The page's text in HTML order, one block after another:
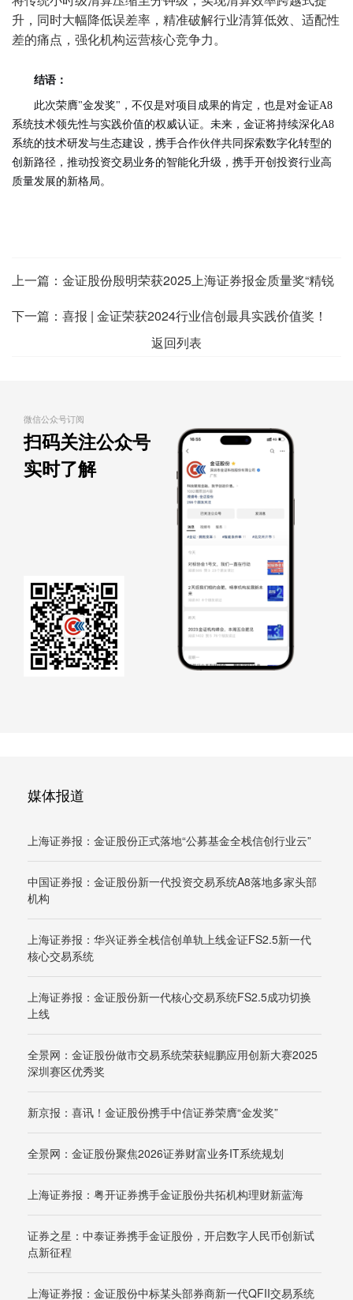
升，同时大幅降低误差率，精准破解行业清算低效、适配性
差的痛点，强化机构运营核心竞争力。
结语：
此次荣膺"金发奖"，不仅是对项目成果的肯定，也是对金证A8
系统技术领先性与实践价值的权威认证。未来，金证将持续深化A8
系统的技术研发与生态建设，携手合作伙伴共同探索数字化转型的
创新路径，推动投资交易业务的智能化升级，携手开创投资行业高
质量发展的新格局。
上一篇： 金证股份殷明荣获2025上海证券报金质量奖“精锐
董秘奖”
下一篇： 喜报 | 金证荣获2024行业信创最具实践价值奖！
返回列表
微信公众号订阅
扫码关注公众号
实时了解
媒体报道
上海证券报：金证股份正式落地“公募基金全栈信创行业云”
中国证券报：金证股份新一代投资交易系统A8落地多家头部
机构
上海证券报：华兴证券全栈信创单轨上线金证FS2.5新一代
核心交易系统
上海证券报：金证股份新一代核心交易系统FS2.5成功切换
上线
全景网：金证股份做市交易系统荣获鲲鹏应用创新大赛2025
深圳赛区优秀奖
新京报：喜讯！金证股份携手中信证券荣膺“金发奖”
全景网：金证股份聚焦2026证券财富业务IT系统规划
上海证券报：粤开证券携手金证股份共拓机构理财新蓝海
证券之星：中泰证券携手金证股份，开启数字人民币创新试
点新征程
上海证券报：金证股份中标某头部券商新一代QFII交易系统